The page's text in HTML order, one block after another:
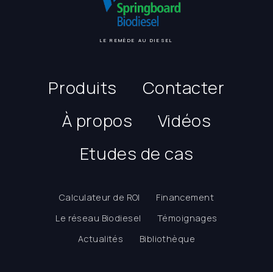
LE REMÈDE AU DIESEL
Produits
Contacter
À propos
Vidéos
Etudes de cas
Calculateur de ROI
Financement
Le réseau Biodiesel
Témoignages
Actualités
Bibliothèque